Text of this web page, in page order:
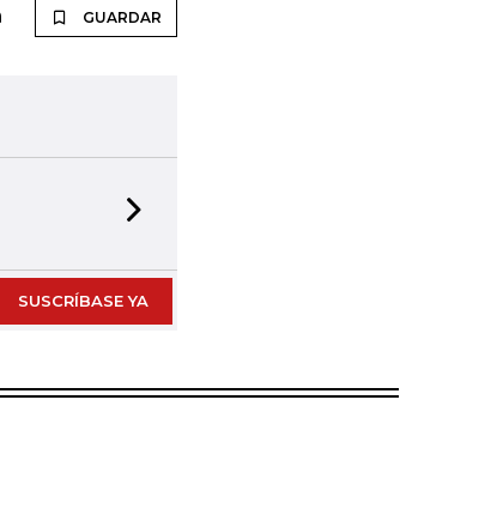
GUARDAR
SUSCRÍBASE YA